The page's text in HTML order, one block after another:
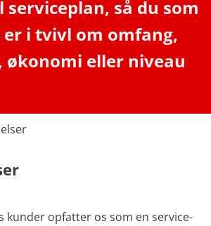
så du som
i tvivl om omfang,
økonomi eller niveau
kunder opfatter os som en service-